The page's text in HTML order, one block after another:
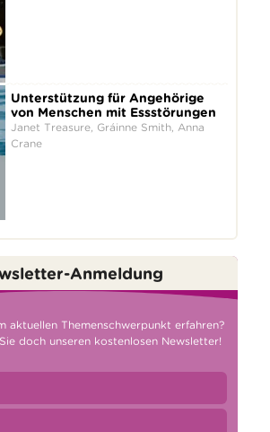
Unterstützung für Angehörige
von Menschen mit Essstörungen
Janet Treasure, Gráinne Smith, Anna
Crane
Anmeldung
aktuellen Themenschwerpunkt erfahren?
doch unseren kostenlosen Newsletter!